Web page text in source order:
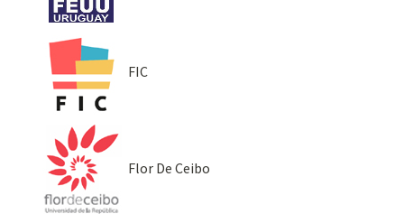
FIC
Flor De Ceibo